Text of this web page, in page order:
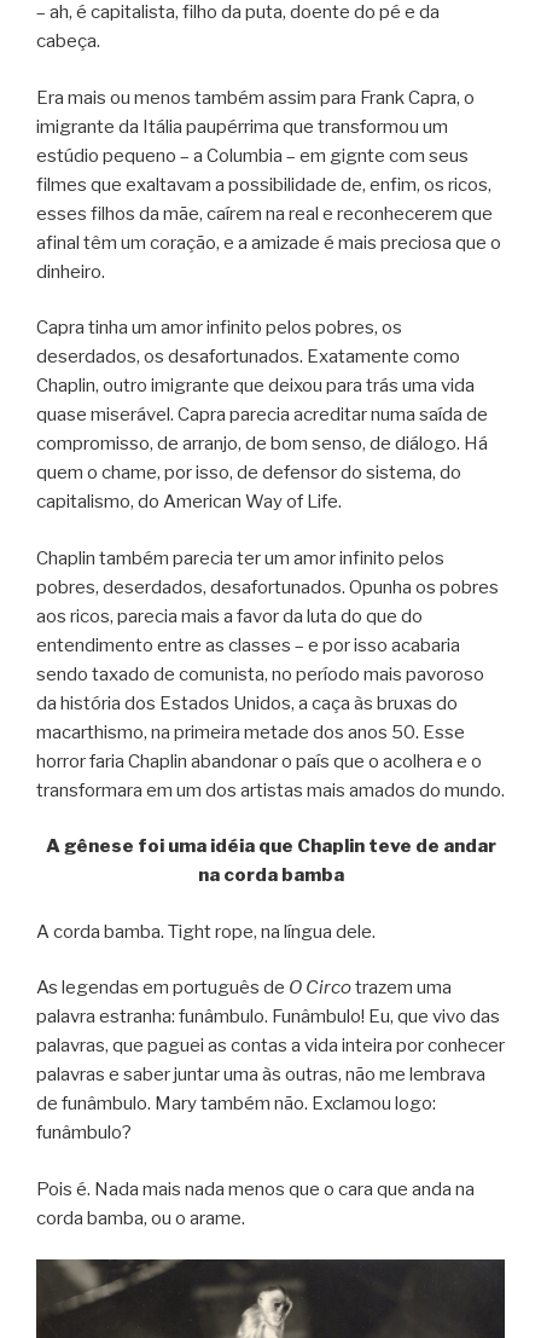
– ah, é capitalista, filho da puta, doente do pé e da
cabeça.
Era mais ou menos também assim para Frank Capra, o
imigrante da Itália paupérrima que transformou um
estúdio pequeno – a Columbia – em gignte com seus
filmes que exaltavam a possibilidade de, enfim, os ricos,
esses filhos da mãe, caírem na real e reconhecerem que
afinal têm um coração, e a amizade é mais preciosa que o
dinheiro.
Capra tinha um amor infinito pelos pobres, os
deserdados, os desafortunados. Exatamente como
Chaplin, outro imigrante que deixou para trás uma vida
quase miserável. Capra parecia acreditar numa saída de
compromisso, de arranjo, de bom senso, de diálogo. Há
quem o chame, por isso, de defensor do sistema, do
capitalismo, do American Way of Life.
Chaplin também parecia ter um amor infinito pelos
pobres, deserdados, desafortunados. Opunha os pobres
aos ricos, parecia mais a favor da luta do que do
entendimento entre as classes – e por isso acabaria
sendo taxado de comunista, no período mais pavoroso
da história dos Estados Unidos, a caça às bruxas do
macarthismo, na primeira metade dos anos 50. Esse
horror faria Chaplin abandonar o país que o acolhera e o
transformara em um dos artistas mais amados do mundo.
A gênese foi uma idéia que Chaplin teve de andar
na corda bamba
A corda bamba. Tight rope, na língua dele.
As legendas em português de O Circotrazem uma
palavra estranha: funâmbulo. Funâmbulo! Eu, que vivo das
palavras, que paguei as contas a vida inteira por conhecer
palavras e saber juntar uma às outras, não me lembrava
de funâmbulo. Mary também não. Exclamou logo:
funâmbulo?
Pois é. Nada mais nada menos que o cara que anda na
corda bamba, ou o arame.